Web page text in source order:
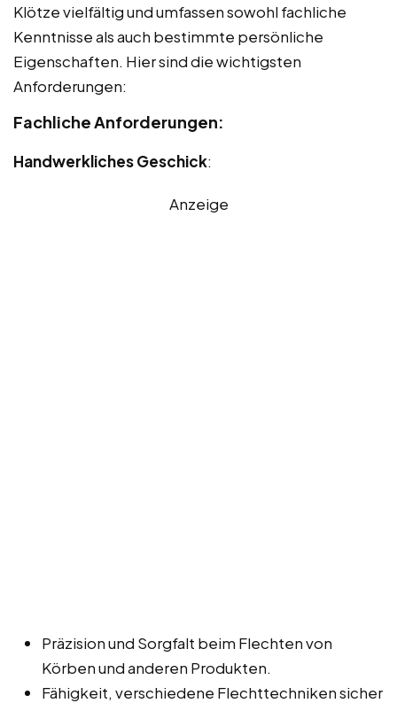
Klötze vielfältig und umfassen sowohl fachliche
Kenntnisse als auch bestimmte persönliche
Eigenschaften. Hier sind die wichtigsten
Anforderungen:
Fachliche Anforderungen:
Handwerkliches Geschick:
Anzeige
Präzision und Sorgfalt beim Flechten von
Körben und anderen Produkten.
Fähigkeit, verschiedene Flechttechniken sicher